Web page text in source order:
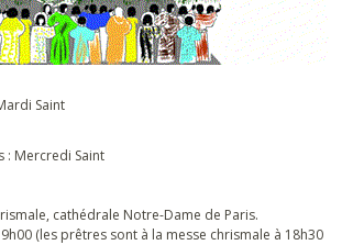
Saint
: Mercredi Saint
cathédrale Notre-Dame de Paris.
(les prêtres sont à la messe chrismale à 18h30